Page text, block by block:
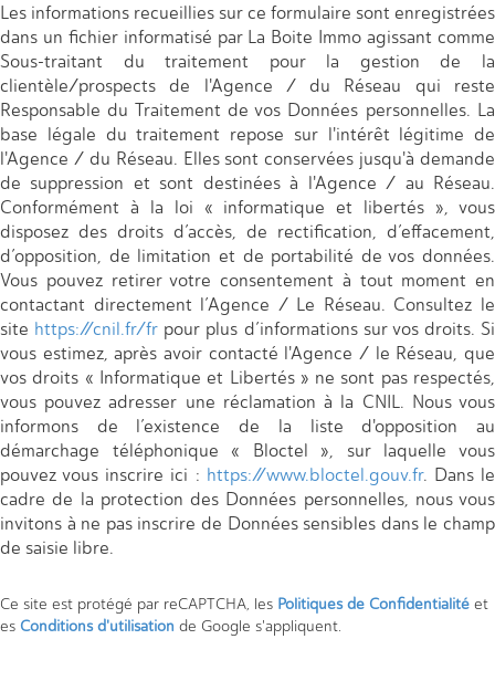
Les informations recueillies sur ce formulaire sont enregistrées
dans un fichier informatisé par La Boite Immo agissant comme
Sous-traitant du traitement pour la gestion de la
clientèle/prospects de l'Agence / du Réseau qui reste
Responsable du Traitement de vos Données personnelles. La
base légale du traitement repose sur l'intérêt légitime de
l'Agence / du Réseau. Elles sont conservées jusqu'à demande
de suppression et sont destinées à l'Agence / au Réseau.
Conformément à la loi « informatique et libertés », vous
disposez des droits d’accès, de rectification, d’effacement,
d’opposition, de limitation et de portabilité de vos données.
Vous pouvez retirer votre consentement à tout moment en
contactant directement l’Agence / Le Réseau. Consultez le
site https://cnil.fr/fr pour plus d’informations sur vos droits. Si
vous estimez, après avoir contacté l'Agence / le Réseau, que
vos droits « Informatique et Libertés » ne sont pas respectés,
vous pouvez adresser une réclamation à la CNIL. Nous vous
informons de l’existence de la liste d'opposition au
démarchage téléphonique « Bloctel », sur laquelle vous
pouvez vous inscrire ici : https://www.bloctel.gouv.fr. Dans le
cadre de la protection des Données personnelles, nous vous
invitons à ne pas inscrire de Données sensibles dans le champ
de saisie libre.
Ce site est protégé par reCAPTCHA, les Politiques de Confidentialité et
es Conditions d'utilisation de Google s'appliquent.